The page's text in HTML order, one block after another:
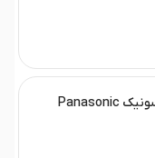
ویدئو پروژکتور پاناسونیک Panasonic